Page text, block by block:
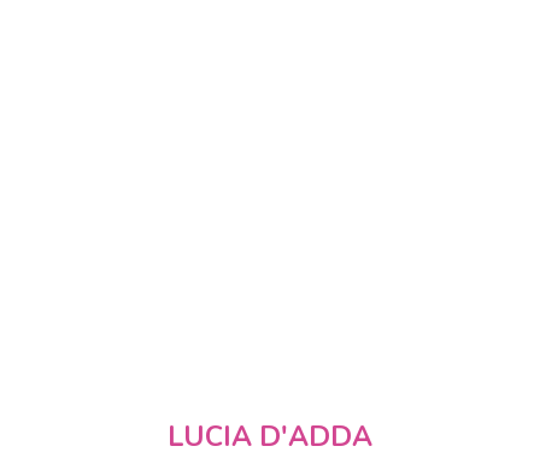
LUCIA D'ADDA